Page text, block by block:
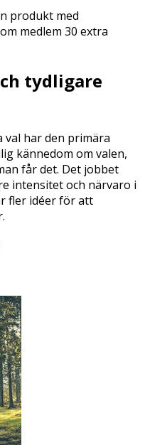
produkt med
medlem 30 extra
tydligare
val har den primära
kännedom om valen,
får det. Det jobbet
intensitet och närvaro i
fler idéer för att